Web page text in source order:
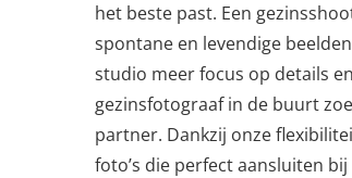
het beste past. Een
spontane en levendige
studio meer focus op details
gezinsfotograaf in de buurt
partner. Dankzij onze
foto’s die perfect aansluiten bij